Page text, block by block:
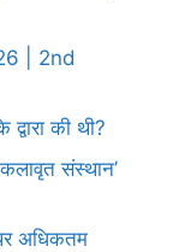
| 2nd
की थी?
संस्थान’
अधिकतम